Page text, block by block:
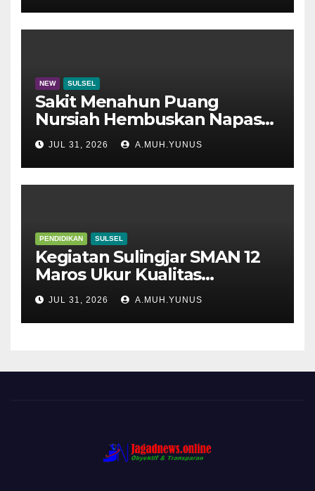
NEW SULSEL
Sakit Menahun Puang
Nursiah Hembuskan Napas
Terakhir
JUL 31, 2026 A.MUH.YUNUS
PENDIDIKAN SULSEL
Kegiatan Sulingjar SMAN 12
Maros Ukur Kualitas
Pembelajaran
JUL 31, 2026 A.MUH.YUNUS